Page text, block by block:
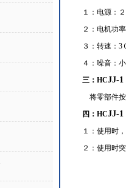
１：电源：
２：电机功
３：转速： 3
４：噪音：
三： HCJJ-1
将零部件
四： HCJJ-1
１：使用时
２：使用时